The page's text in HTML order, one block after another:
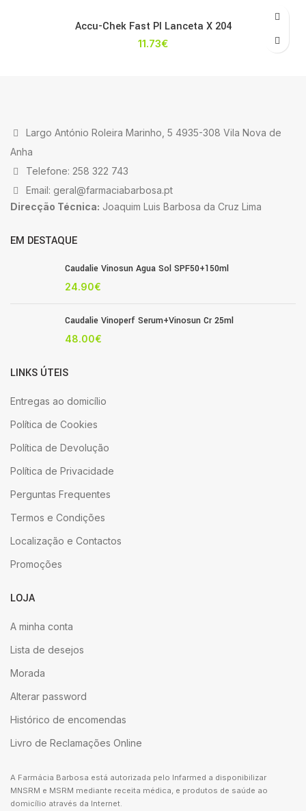
Accu-Chek Fast Pl Lanceta X 204
11.73€
Largo António Roleira Marinho, 5 4935-308 Vila Nova de
Anha
Telefone: 258 322 743
Email: geral@farmaciabarbosa.pt
Direcção Técnica: Joaquim Luis Barbosa da Cruz Lima
EM DESTAQUE
Caudalie Vinosun Agua Sol SPF50+150ml
24.90€
Caudalie Vinoperf Serum+Vinosun Cr 25ml
48.00€
LINKS ÚTEIS
Entregas ao domicílio
Política de Cookies
Política de Devolução
Política de Privacidade
Perguntas Frequentes
Termos e Condições
Localização e Contactos
Promoções
LOJA
A minha conta
Lista de desejos
Morada
Alterar password
Histórico de encomendas
Livro de Reclamações Online
A Farmácia Barbosa está autorizada pelo Infarmed a disponibilizar
MNSRM e MSRM mediante receita médica, e produtos de saúde ao
domicílio através da Internet.